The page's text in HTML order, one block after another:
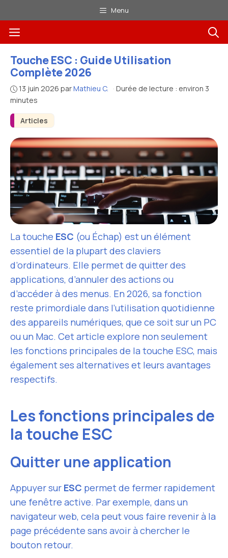
au
contenu
Menu
Menu
Articles
Touche ESC : Guide Utilisation
Complète 2026
13 juin 2026 parMathieu C. · Durée de lecture : environ 3
minutes
La touche ESC (ou Échap) est un élément
essentiel de la plupart des claviers
d’ordinateurs. Elle permet de quitter des
applications, d’annuler des actions ou
d’accéder à des menus. En 2026, sa fonction
reste primordiale dans l’utilisation quotidienne
des appareils numériques, que ce soit sur un PC
ou un Mac. Cet article explore non seulement
les fonctions principales de la touche ESC, mais
également ses alternatives et leurs avantages
respectifs.
Les fonctions principales de
la touche ESC
Quitter une application
Appuyer sur ESC permet de fermer rapidement
une fenêtre active. Par exemple, dans un
navigateur web, cela peut vous faire revenir à la
page précédente sans avoir à chercher le
bouton retour.